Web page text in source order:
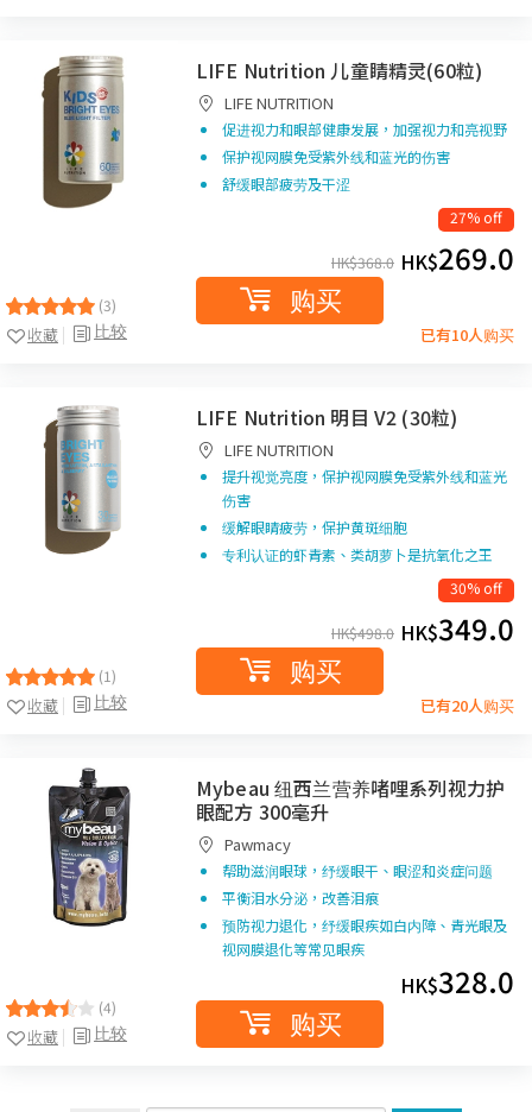
(3)
比较
收藏
LIFE Nutrition 儿童睛精灵(60粒)
LIFE NUTRITION
促进视力和眼部健康发展，加强视力和亮视野
保护视网膜免受紫外线和蓝光的伤害
舒缓眼部疲劳及干涩
27% off
HK$368.0 HK$269.0
购买
已有10人购买
(1)
比较
收藏
LIFE Nutrition 明目 V2 (30粒)
LIFE NUTRITION
提升视觉亮度，保护视网膜免受紫外线和蓝光
伤害
缓解眼睛疲劳，保护黄斑细胞
专利认证的虾青素、类胡萝卜是抗氧化之王
30% off
HK$498.0 HK$349.0
购买
已有20人购买
(4)
比较
收藏
Mybeau 纽西兰营养啫哩系列视力护
眼配方 300毫升
Pawmacy
帮助滋润眼球，纾缓眼干、眼涩和炎症问题
平衡泪水分泌，改善泪痕
预防视力退化，纾缓眼疾如白内障、青光眼及
视网膜退化等常见眼疾
HK$328.0
购买